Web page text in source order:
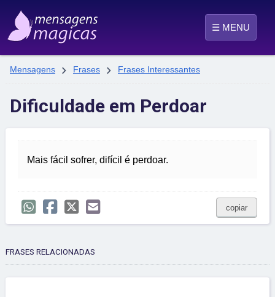
☰ MENU
Mensagens  Frases  Frases Interessantes
Dificuldade em Perdoar
Mais fácil sofrer, difícil é perdoar.
copiar
FRASES RELACIONADAS